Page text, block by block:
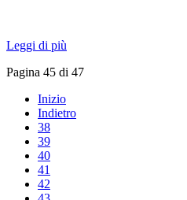
Leggi di più
Pagina 45 di 47
Inizio
Indietro
38
39
40
41
42